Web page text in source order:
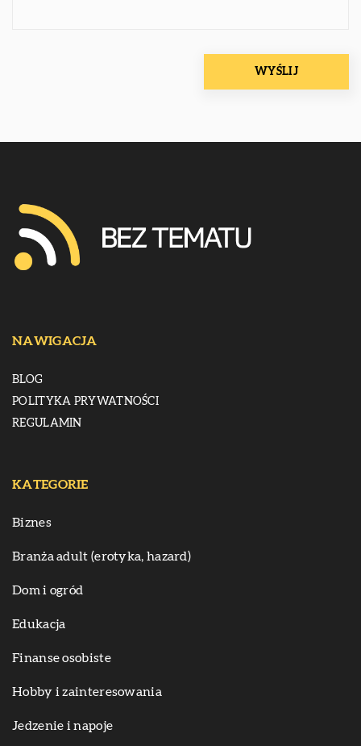
NAWIGACJA
BLOG
POLITYKA PRYWATNOŚCI
REGULAMIN
KATEGORIE
Biznes
Branża adult (erotyka, hazard)
Dom i ogród
Edukacja
Finanse osobiste
Hobby i zainteresowania
Jedzenie i napoje